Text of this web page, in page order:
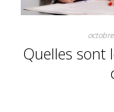
Quelles sont